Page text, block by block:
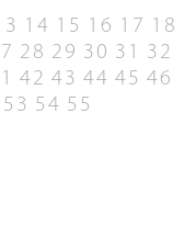
14 15 16 17 18
28 29 30 31 32
42 43 44 45 46
53 54 55